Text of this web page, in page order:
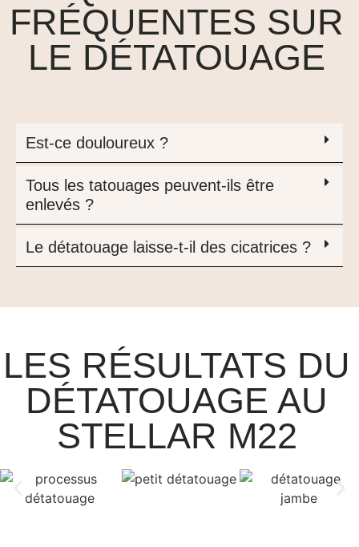
FRÉQUENTES SUR
LE DÉTATOUAGE
Est-ce douloureux ?
Tous les tatouages peuvent-ils être
enlevés ?
Le détatouage laisse-t-il des cicatrices ?
LES RÉSULTATS DU
DÉTATOUAGE AU
STELLAR M22